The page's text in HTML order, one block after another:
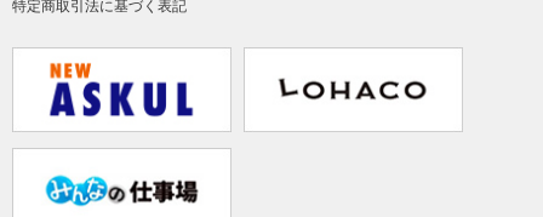
特定商取引法に基づく表記